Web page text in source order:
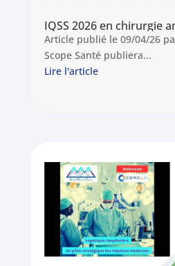
Article publié le 09/04/26
Scope Santé publiera...
Lire l'article